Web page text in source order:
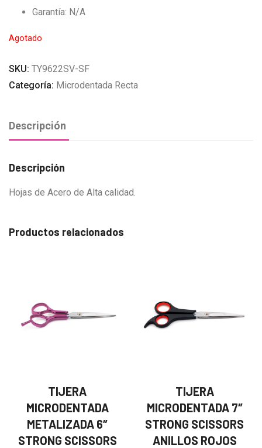
Garantía: N/A
Agotado
SKU: TY9622SV-SF
Categoría: Microdentada Recta
Descripción
Descripción
Hojas de Acero de Alta calidad.
Productos relacionados
TIJERA
MICRODENTADA
METALIZADA 6″
STRONG SCISSORS
TIJERA
MICRODENTADA 7″
STRONG SCISSORS
ANILLOS ROJOS